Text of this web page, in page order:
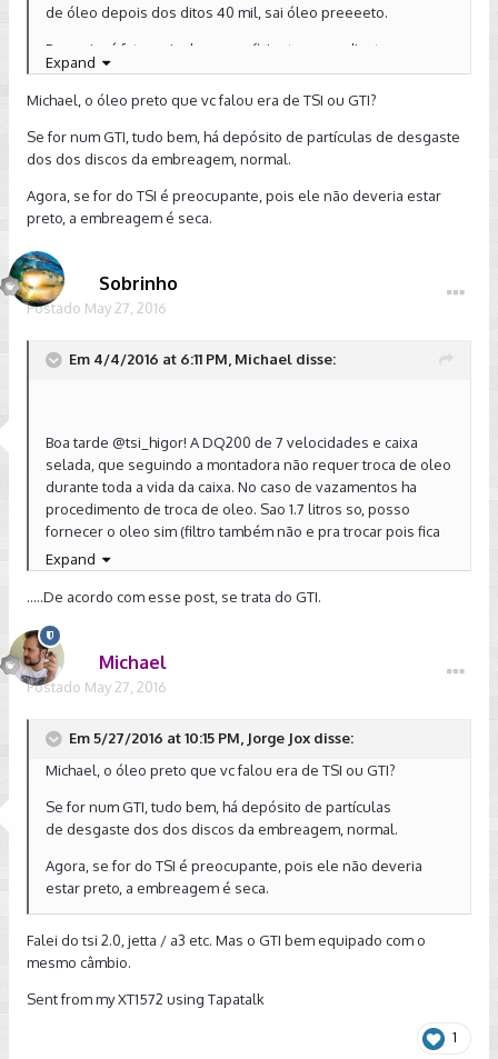
de óleo depois dos ditos 40 mil, sai óleo preeeeto.
Para mim é fato mais do que suficiente para adiantar essa
troca.
Expand
Michael, o óleo preto que vc falou era de TSI ou GTI?
Se for num GTI, tudo bem, há depósito de partículas de desgaste
dos dos discos da embreagem, normal.
Agora, se for do TSI é preocupante, pois ele não deveria estar
preto, a embreagem é seca.
Sobrinho
Postado May 27, 2016
Em 4/4/2016 at 6:11 PM, Michael disse:
Boa tarde @tsi_higor! A DQ200 de 7 velocidades e caixa
selada, que seguindo a montadora não requer troca de oleo
durante toda a vida da caixa. No caso de vazamentos ha
procedimento de troca de oleo. Sao 1.7 litros so, posso
fornecer o oleo sim (filtro também não e pra trocar pois fica
na mecatronica).
Expand
.....De acordo com esse post, se trata do GTI.
Michael
Postado May 27, 2016
Em 5/27/2016 at 10:15 PM, Jorge Jox disse:
Michael, o óleo preto que vc falou era de TSI ou GTI?
Se for num GTI, tudo bem, há depósito de partículas
de desgaste dos dos discos da embreagem, normal.
Agora, se for do TSI é preocupante, pois ele não deveria
estar preto, a embreagem é seca.
Falei do tsi 2.0, jetta / a3 etc. Mas o GTI bem equipado com o
mesmo câmbio.
Sent from my XT1572 using Tapatalk
1